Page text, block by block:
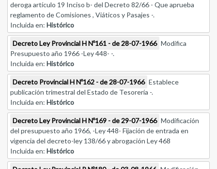
deroga artículo 19 Inciso b- del Decreto 82/66 - Que aprueba
reglamento de Comisiones , Viáticos y Pasajes -.
Incluida en: Histórico
Decreto Ley Provincial H Nº161 - de 28-07-1966 Modifica
Presupuesto año 1966 -Ley 448- -.
Incluida en: Histórico
Decreto Provincial H Nº162 - de 28-07-1966 Establece
publicación trimestral del Estado de Tesorería -.
Incluida en: Histórico
Decreto Ley Provincial H Nº169 - de 29-07-1966 Modificación
del presupuesto año 1966, -Ley 448- Fijación de entrada en
vigencia del decreto-ley 138/66 y abrogación Ley 468
Incluida en: Histórico